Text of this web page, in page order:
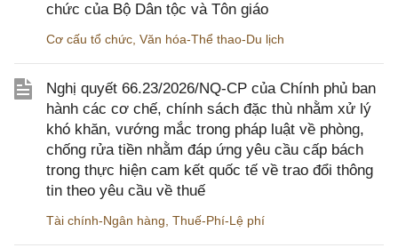
chức của Bộ Dân tộc và Tôn giáo
Cơ cấu tổ chức Văn hóa-Thể thao-Du lịch
Nghị quyết 66.23/2026/NQ-CP của Chính phủ ban
hành các cơ chế, chính sách đặc thù nhằm xử lý
khó khăn, vướng mắc trong pháp luật về phòng,
chống rửa tiền nhằm đáp ứng yêu cầu cấp bách
trong thực hiện cam kết quốc tế về trao đổi thông
tin theo yêu cầu về thuế
Tài chính-Ngân hàng Thuế-Phí-Lệ phí